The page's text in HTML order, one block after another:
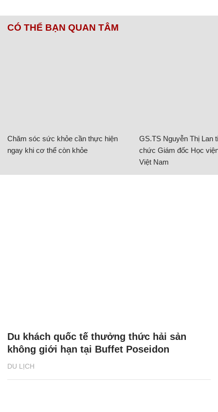
CÓ THỂ BẠN QUAN TÂM
Chăm sóc sức khỏe cần thực hiện
ngay khi cơ thể còn khỏe
GS.TS Nguyễn Thị Lan
chức Giám đốc Học
Việt Nam
DU LỊCH
Du khách quốc tế thưởng thức hải sản
không giới hạn tại Buffet Poseidon